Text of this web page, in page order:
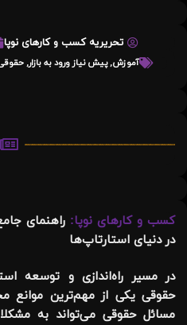
تحریریه کسب و کارهای نوپا
آموزش,پیش نیاز ورود به بازار,
کسب و کارهای نوپا:راهنمای
در دنیای استارتاپ‌ها
در مسیر راه‌اندازی و توسعه
حقوقی یکی از مهم‌ترین
مسائل حقوقی می‌تواند به